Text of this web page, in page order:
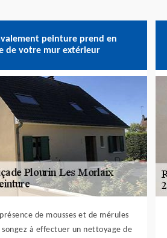
peinture prend en
de votre mur extérieur
de mousses et de mérules
songez à effectuer un nettoyage de